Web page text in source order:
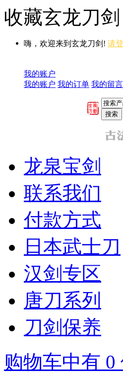
收藏玄龙刀剑
嗨，欢迎来到玄龙刀剑! 请
我的账户
我的账户 我的订单 我的留言
龙泉宝剑
联系我们
付款方式
日本武士刀
汉剑专区
唐刀系列
刀剑保养
购物车中有 0